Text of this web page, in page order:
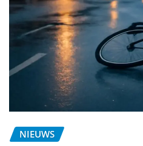
NIEUWS